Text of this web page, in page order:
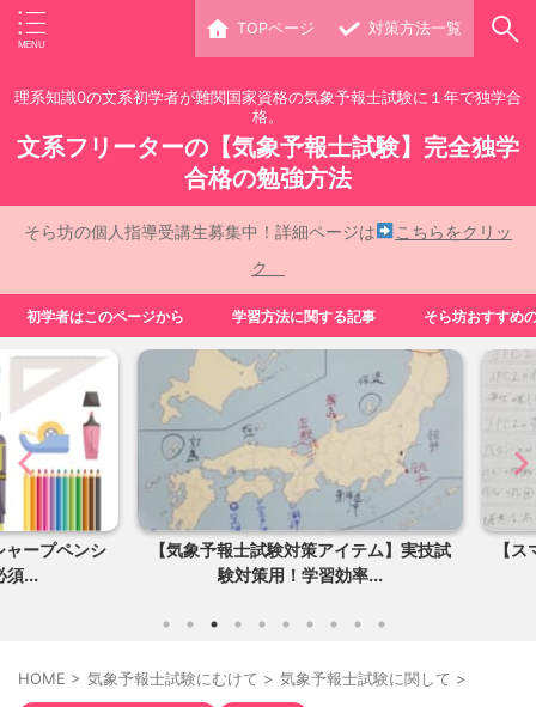
TOPページ 対策方法一覧
理系知識0の文系初学者が難関国家資格の気象予報士試験に１年で独学合
格。
文系フリーターの【気象予報士試験】完全独学
合格の勉強方法
そら坊の個人指導受講生募集中！詳細ページは
こちらをクリッ
ク
初学者はこのページから 学習方法に関する記事 そら坊おすすめ
プペンシ
【気象予報士試験対策アイテム】実技試
験対策用！学習効率...
【スマ
HOME > 気象予報士試験にむけて > 気象予報士試験に関して >